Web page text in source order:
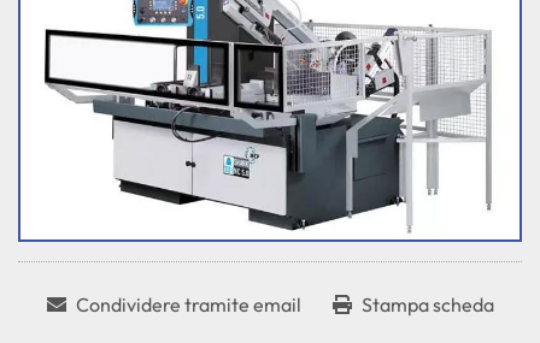
Condividere tramite email Stampa scheda